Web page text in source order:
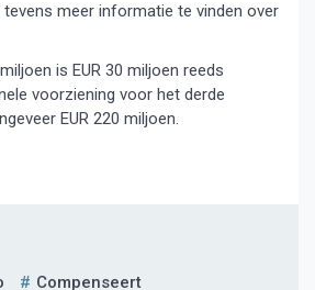
tevens meer informatie te vinden over
is EUR 30 miljoen reeds
voorziening voor het derde
EUR 220 miljoen.
Compenseert